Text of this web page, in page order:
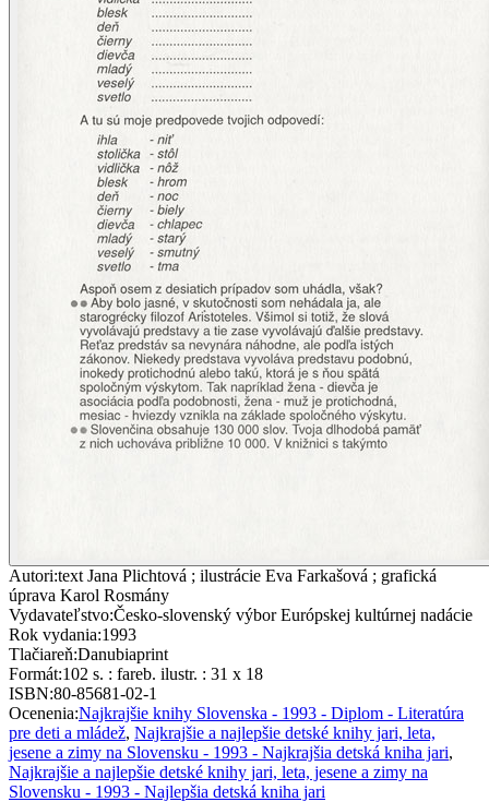
Autori:text Jana Plichtová ; ilustrácie Eva Farkašová ; grafická
úprava Karol Rosmány
Vydavateľstvo:Česko-slovenský výbor Európskej kultúrnej nadácie
Rok vydania:1993
Tlačiareň:Danubiaprint
Formát:102 s. : fareb. ilustr. : 31 x 18
ISBN:80-85681-02-1
Ocenenia:Najkrajšie knihy Slovenska - 1993 - Diplom - Literatúra
pre deti a mládež, Najkrajšie a najlepšie detské knihy jari, leta,
jesene a zimy na Slovensku - 1993 - Najkrajšia detská kniha jari,
Najkrajšie a najlepšie detské knihy jari, leta, jesene a zimy na
Slovensku - 1993 - Najlepšia detská kniha jari